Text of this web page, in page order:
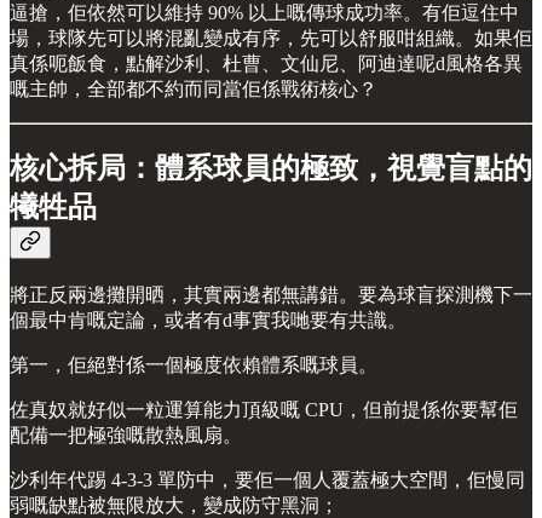
逼搶，佢依然可以維持 90% 以上嘅傳球成功率。有佢逗住中
場，球隊先可以將混亂變成有序，先可以舒服咁組織。如果佢
真係呃飯食，點解沙利、杜曹、文仙尼、阿迪達呢d風格各異
嘅主帥，全部都不約而同當佢係戰術核心？
核心拆局：體系球員的極致，視覺盲點的
犧牲品
將正反兩邊攤開晒，其實兩邊都無講錯。要為球盲探測機下一
個最中肯嘅定論，或者有d事實我哋要有共識。
第一，佢絕對係一個極度依賴體系嘅球員。
佐真奴就好似一粒運算能力頂級嘅 CPU，但前提係你要幫佢
配備一把極強嘅散熱風扇。
沙利年代踢 4-3-3 單防中，要佢一個人覆蓋極大空間，佢慢同
弱嘅缺點被無限放大，變成防守黑洞；